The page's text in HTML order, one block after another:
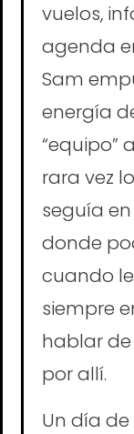
vuelos,
agenda
Sam
energía
“equipo”
rara vez
seguía
donde
cuando
siempre
hablar
por allí.
Un día de